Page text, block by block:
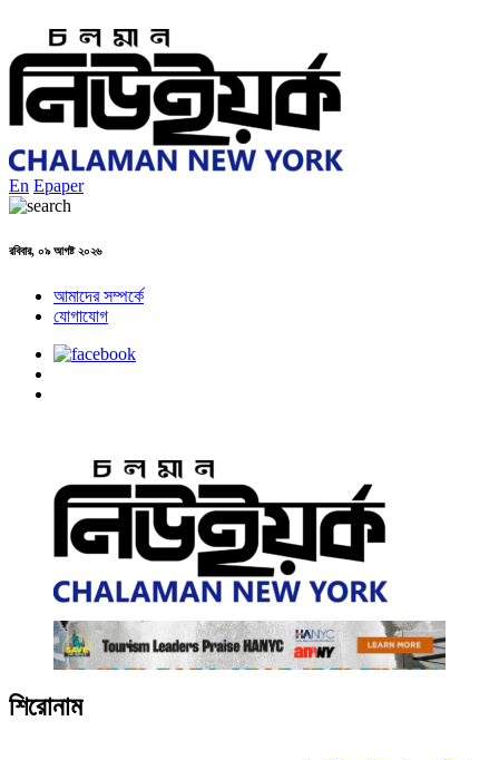
En Epaper
রবিবার, ০৯ আগষ্ট ২০২৬
আমাদের সম্পর্কে
যোগাযোগ
শিরোনাম